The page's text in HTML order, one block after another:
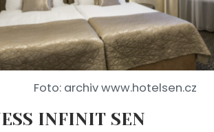
Foto: archiv www.hotelsen.cz
INFINIT SEN